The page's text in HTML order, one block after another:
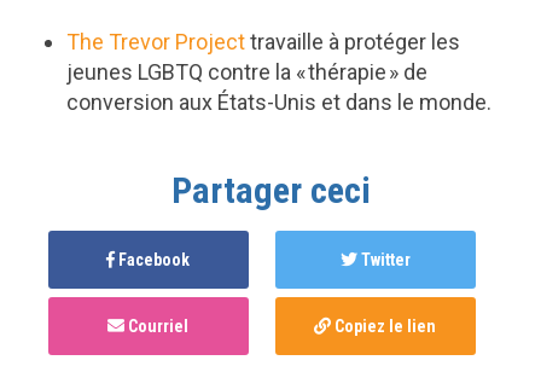
The Trevor Projecttravaille à protéger les
jeunes LGBTQ contre la « thérapie » de
conversion aux États-Unis et dans le monde.
Partager ceci
Facebook Twitter
Courriel Copiez le lien